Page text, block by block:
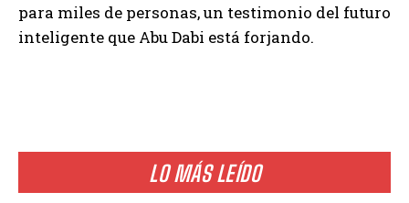
LO MÁS LEÍDO
para miles de personas, un testimonio del futuro
inteligente que Abu Dabi está forjando.